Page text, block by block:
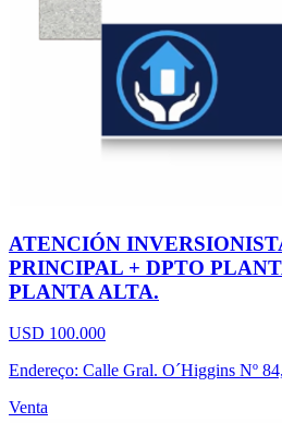
ATENCIÓN
PRINCIPAL + DPTO
PLANTA ALTA.
USD 100.000
Endereço: Calle Gral. O´Higgins Nº
Venta